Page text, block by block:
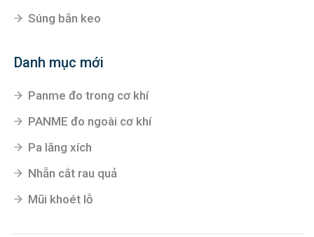
Súng bắn keo
Danh mục mới
Panme đo trong cơ khí
PANME đo ngoài cơ khí
Pa lăng xích
Nhẵn cắt rau quả
Mũi khoét lỗ